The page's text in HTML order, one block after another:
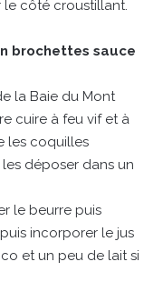
côté croustillant.
brochettes sauce
la Baie du Mont
cuire à feu vif et à
les coquilles
déposer dans un
le beurre puis
incorporer le jus
et un peu de lait si